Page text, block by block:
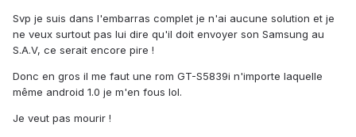
Svp je suis dans l'embarras complet je n'ai aucune solution et je
ne veux surtout pas lui dire qu'il doit envoyer son Samsung au
S.A.V, ce serait encore pire !
Donc en gros il me faut une rom GT-S5839i n'importe laquelle
même android 1.0 je m'en fous lol.
Je veut pas mourir !